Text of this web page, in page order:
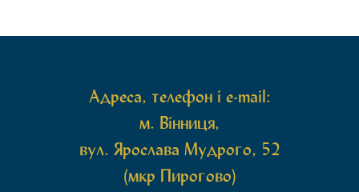
Адреса, телефон і e-mail:
м. Вінниця,
вул. Ярослава Мудрого, 52
(мкр Пирогово)